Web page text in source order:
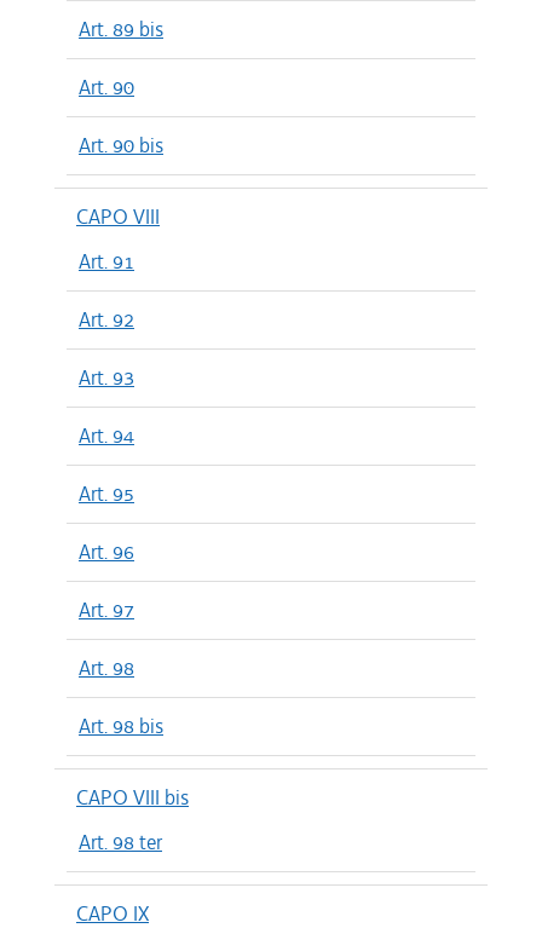
Art. 89 bis
Art. 90
Art. 90 bis
CAPO VIII
Art. 91
Art. 92
Art. 93
Art. 94
Art. 95
Art. 96
Art. 97
Art. 98
Art. 98 bis
CAPO VIII bis
Art. 98 ter
CAPO IX